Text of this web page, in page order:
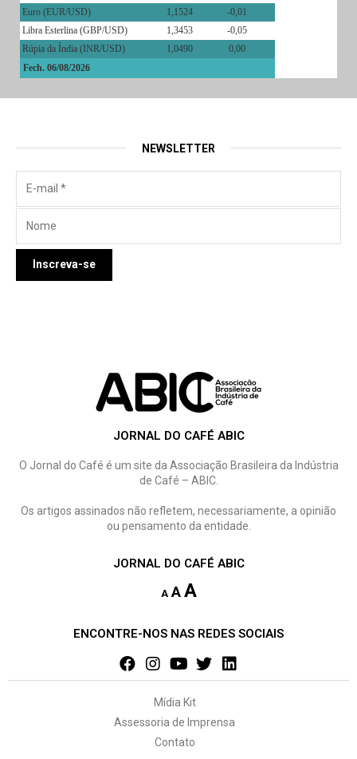
Euro (EUR/USD)
1,1524
-0,01
Libra Esterlina (GBP/USD)
1,3453
-0,05
Rúpia da Índia (INR/USD)
1,0490
0,00
Fech. 06/08/2026
NEWSLETTER
JORNAL DO CAFÉ ABIC
O Jornal do Café é um site da Associação Brasileira da Indústria
de Café – ABIC.
Os artigos assinados não refletem, necessariamente, a opinião
ou pensamento da entidade.
JORNAL DO CAFÉ ABIC
A A A
ENCONTRE-NOS NAS REDES SOCIAIS
Mídia Kit
Assessoria de Imprensa
Contato